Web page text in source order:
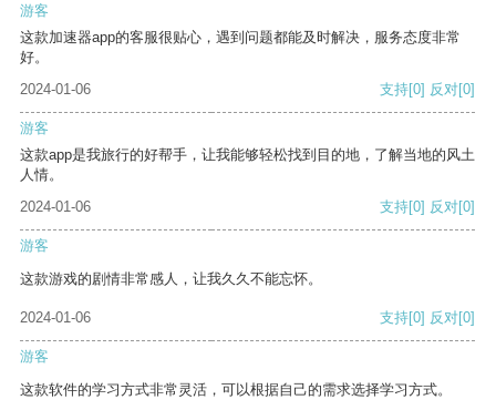
游客
这款加速器app的客服很贴心，遇到问题都能及时解决，服务态度非常
好。
2024-01-06
支持[0] 反对[0]
游客
这款app是我旅行的好帮手，让我能够轻松找到目的地，了解当地的风土
人情。
2024-01-06
支持[0] 反对[0]
游客
这款游戏的剧情非常感人，让我久久不能忘怀。
2024-01-06 支持[0] 反对[0]
游客
这款软件的学习方式非常灵活，可以根据自己的需求选择学习方式。